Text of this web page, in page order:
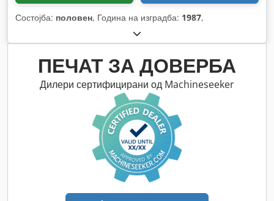
Состојба: половен, Година на изградба: 1987,
ПЕЧАТ ЗА ДОВЕРБА
Дилери сертифицирани од Machineseeker